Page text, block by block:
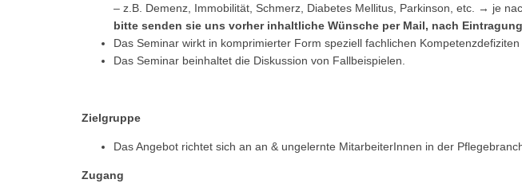
– z.B. Demenz, Immobilität, Schmerz, Diabetes Mellitus, Parkinson, etc. → je
bitte senden sie uns vorher inhaltliche Wünsche per Mail, nach
Das Seminar wirkt in komprimierter Form speziell fachlichen Kompetenzdefiziten
Das Seminar beinhaltet die Diskussion von Fallbeispielen.
Zielgruppe
Das Angebot richtet sich an an & ungelernte MitarbeiterInnen in der
Zugang